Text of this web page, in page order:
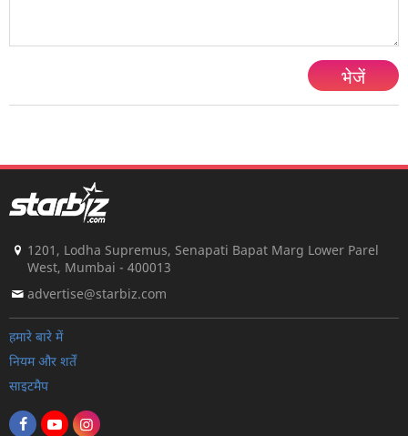
भेजें
1201, Lodha Supremus, Senapati Bapat Marg Lower Parel
West, Mumbai - 400013
advertise@starbiz.com
हमारे बारे में
नियम और शर्तें
साइटमैप